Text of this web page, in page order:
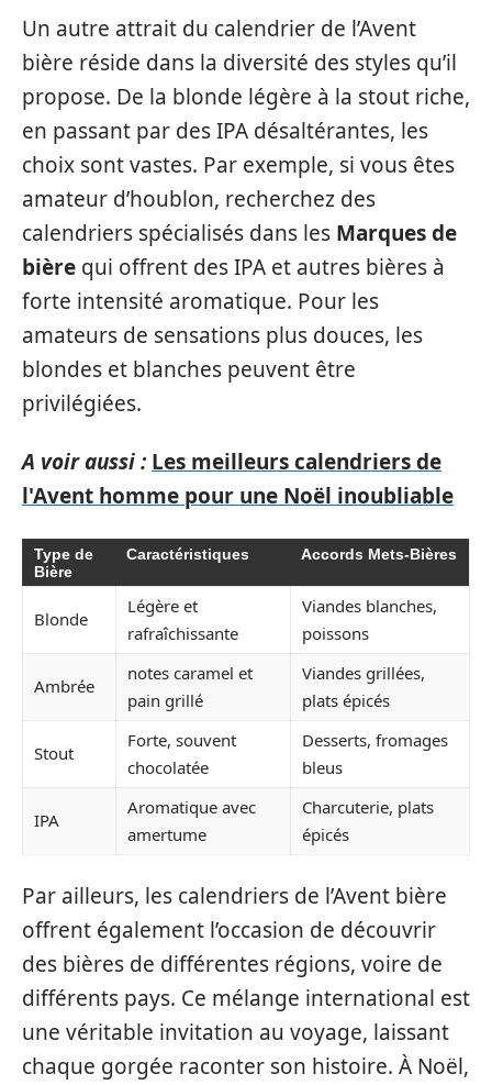
Un autre attrait du calendrier de l’Avent
bière réside dans la diversité des styles qu’il
propose. De la blonde légère à la stout riche,
en passant par des IPA désaltérantes, les
choix sont vastes. Par exemple, si vous êtes
amateur d’houblon, recherchez des
calendriers spécialisés dans les Marques de
bière qui offrent des IPA et autres bières à
forte intensité aromatique. Pour les
amateurs de sensations plus douces, les
blondes et blanches peuvent être
privilégiées.
A voir aussi : Les meilleurs calendriers de
l'Avent homme pour une Noël inoubliable
Type de
Bière
Caractéristiques Accords Mets-Bières
Blonde
Légère et
rafraîchissante
Viandes blanches,
poissons
Ambrée
notes caramel et
pain grillé
Viandes grillées,
plats épicés
Stout
Forte, souvent
chocolatée
Desserts, fromages
bleus
IPA
Aromatique avec
amertume
Charcuterie, plats
épicés
Par ailleurs, les calendriers de l’Avent bière
offrent également l’occasion de découvrir
des bières de différentes régions, voire de
différents pays. Ce mélange international est
une véritable invitation au voyage, laissant
chaque gorgée raconter son histoire. À Noël,